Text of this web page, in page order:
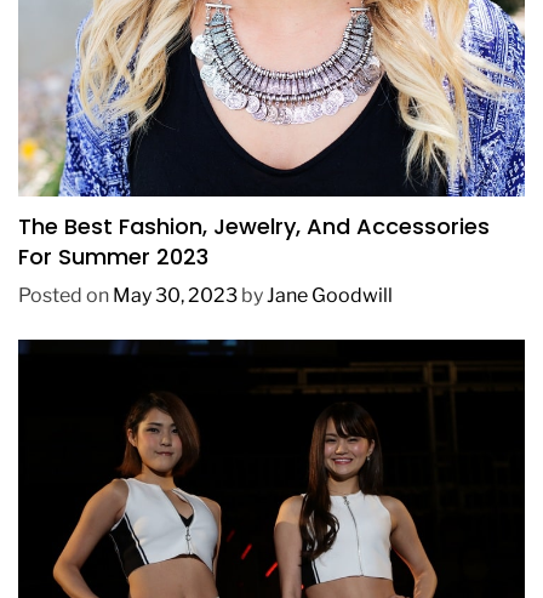
FASHION
The Best Fashion, Jewelry, And Accessories
For Summer 2023
Posted on May 30, 2023 by Jane Goodwill